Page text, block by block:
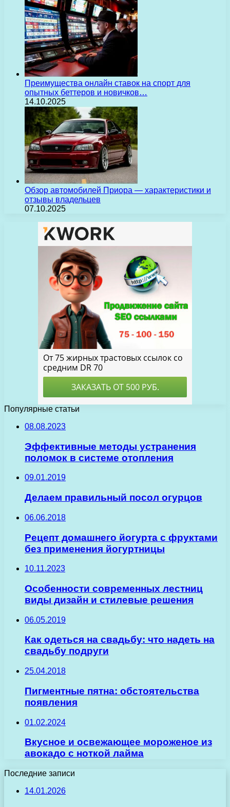
Преимущества онлайн ставок на спорт для
опытных беттеров и новичков…
14.10.2025
Обзор автомобилей Приора — характеристики и
отзывы владельцев
07.10.2025
Популярные статьи
08.08.2023
Эффективные методы устранения
поломок в системе отопления
09.01.2019
Делаем правильный посол огурцов
06.06.2018
Рецепт домашнего йогурта с фруктами
без применения йогуртницы
10.11.2023
Особенности современных лестниц
виды дизайн и стилевые решения
06.05.2019
Как одеться на свадьбу: что надеть на
свадьбу подруги
25.04.2018
Пигментные пятна: обстоятельства
появления
01.02.2024
Вкусное и освежающее мороженое из
авокадо с ноткой лайма
Последние записи
14.01.2026